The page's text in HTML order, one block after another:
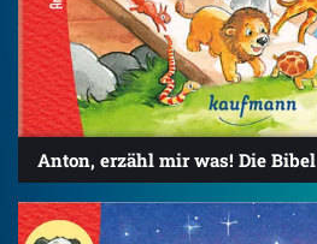
Anton, erzähl mir was! Die Bibel